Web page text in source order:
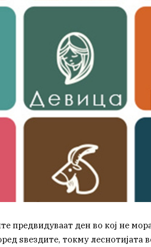
предвидуваат ден во кој не
ѕвездите, токму леснотијата